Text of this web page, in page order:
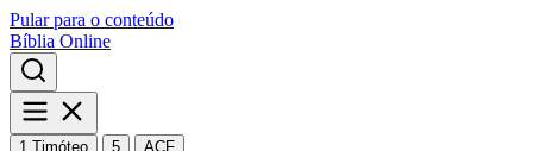
Pular para o conteúdo
Bíblia Online
1 Timóteo 5 ACF